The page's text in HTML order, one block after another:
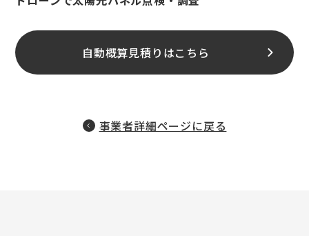
自動概算見積りはこちら
事業者詳細ページに戻る